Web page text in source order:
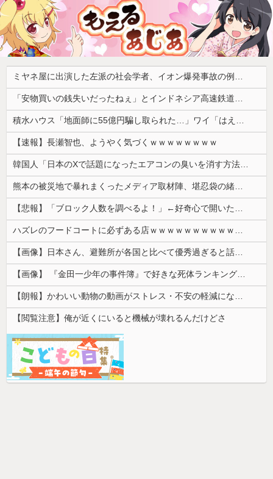
ミヤネ屋に出演した左派の社会学者、イオン爆発事故の例のテナントに理解を示して……
「安物買いの銭失いだったねぇ」とインドネシア高速鉄道の最終処分に日本側騒然、国家予算は使わないというと何が財源なんだ？
積水ハウス「地面師に55億円騙し取られた…」ワイ「はえーかわいそう…会社滅茶苦茶やろなぁ」→
【速報】長瀬智也、ようやく気づくｗｗｗｗｗｗｗｗ
韓国人「日本のXで話題になったエアコンの臭いを消す方法をご覧ください」→「これマジ？」
熊本の被災地で暴れまくったメディア取材陣、堪忍袋の緒が切れた地元住民が苦情を寄せまくった結果……
【悲報】「ブロック人数を調べるよ！」←好奇心で開いたら終わるサイトだった【HotTweets】
ハズレのフードコートに必ずある店ｗｗｗｗｗｗｗｗｗｗｗｗ
【画像】日本さん、避難所が各国と比べて優秀過ぎると話題に
【画像】 『金田一少年の事件簿』で好きな死体ランキング１位がこちら！
【朗報】かわいい動物の動画がストレス・不安の軽減になる可能性。英大学の研究で実証
【閲覧注意】俺が近くにいると機械が壊れるんだけどさ